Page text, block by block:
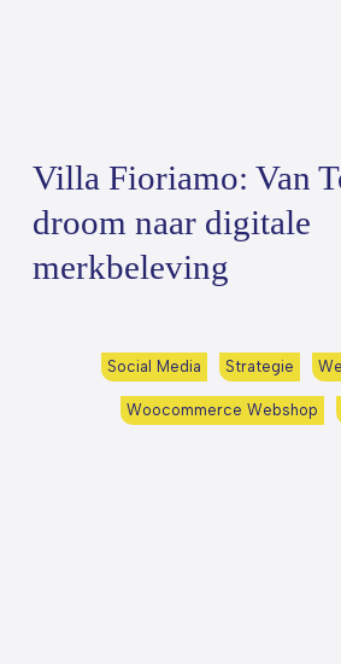
Villa Fioriamo: Van
droom naar digitale
merkbeleving
Social Media Strategie
Woocommerce Webshop